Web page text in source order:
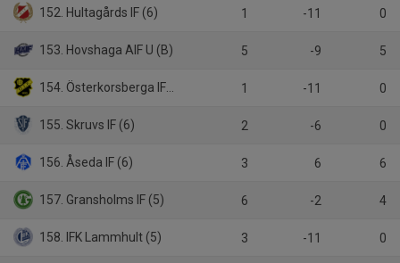
152. Hultagårds IF (6) 1 -11 0
153. Hovshaga AIF U (B) 5 -9 5
154. Österkorsberga IF (6) 1 -11 0
155. Skruvs IF (6) 2 -6 0
156. Åseda IF (6) 3 6 6
157. Gransholms IF (5) 6 -2 4
158. IFK Lammhult (5) 3 -11 0